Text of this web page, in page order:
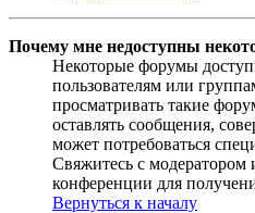
Почему мне недоступны
Некоторые форумы
пользователям или
просматривать такие
оставлять сообщения,
может потребоваться
Свяжитесь с модератором
конференции для
Вернуться к началу